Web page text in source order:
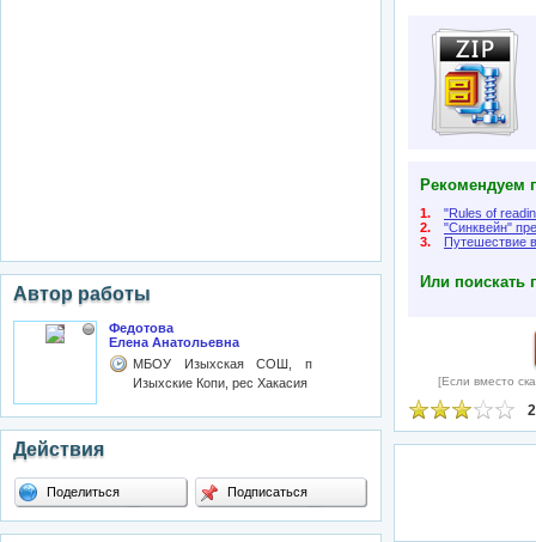
Автор работы
Федотова
Елена Анатольевна
МБОУ Изыхская СОШ, п
Изыхские Копи, рес Хакасия
Действия
Поделиться Подписаться
Рекомендуем
1.
"Rules of
2.
"Синквейн"
3.
Путешествие
Или поискать
[Если вместо